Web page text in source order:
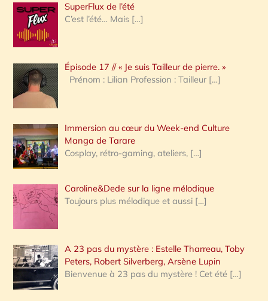
e
r
c
h
e
:
SuperFlux de l’été
C’est l’été… Mais […]
Épisode 17 // « Je suis Tailleur de pierre. »
Prénom : Lilian Profession : Tailleur […]
Immersion au cœur du Week-end Culture
Manga de Tarare
Cosplay, rétro-gaming, ateliers, […]
Caroline&Dede sur la ligne mélodique
Toujours plus mélodique et aussi […]
A 23 pas du mystère : Estelle Tharreau, Toby
Peters, Robert Silverberg, Arsène Lupin
Bienvenue à 23 pas du mystère ! Cet été […]